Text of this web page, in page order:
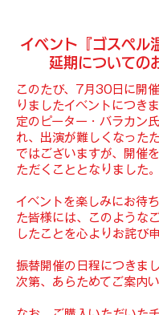
イベント『ゴスペル
延期についての
このたび、7月30日に開
りましたイベントにつき
定のピーター・バラカン
れ、出演が難しくなった
ではございますが、開催
ただくこととなりました。
イベントを楽しみにお待
た皆様には、このような
したことを心よりお詫び
振替開催の日程につきま
次第、あらためてご案内い